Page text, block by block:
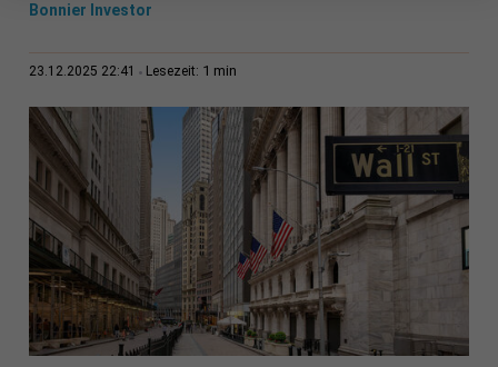
Bonnier Investor
23.12.2025 22:41 Lesezeit: 1 min